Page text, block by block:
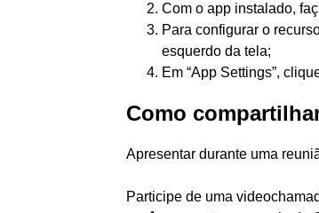
Com o app instalado,
Para configurar o
esquerdo da tela;
Em “App Settings”,
Como
Apresentar durante uma
Participe de uma